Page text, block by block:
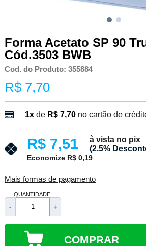
Forma Acetato SP 90
Cód.3503 BWB
Cod. do Produto: 355884
R$ 7,70
1xde R$ 7,70 no cartão de
R$ 7,51
à vista no pix
(2.5%
Economize R$ 0,19
Mais formas de pagamento
QUANTIDADE:
- +
COMPRAR